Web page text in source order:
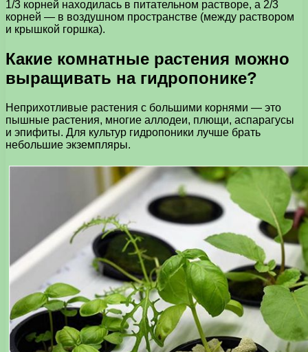
1/3 корней находилась в питательном растворе, а 2/3
корней — в воздушном пространстве (между раствором
и крышкой горшка).
Какие комнатные растения можно
выращивать на гидропонике?
Неприхотливые растения с большими корнями — это
пышные растения, многие аллодеи, плющи, аспарагусы
и эпифиты. Для культур гидропоники лучше брать
небольшие экземпляры.